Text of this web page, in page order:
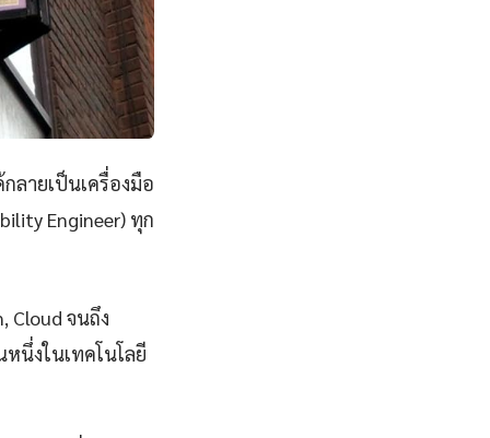
ลายเป็นเครื่องมือ
Engineer) ทุก
Cloud จนถึง
นึ่งในเทคโนโลยี